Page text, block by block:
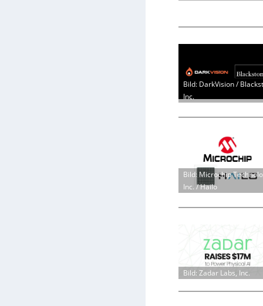
Bild: DarkVision /
Inc.
Bild: Microchip
Inc. / Hailo
Bild: Zadar Labs, Inc.